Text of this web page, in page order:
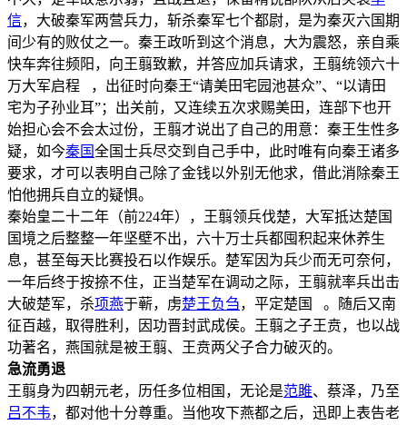
信，大破秦军两营兵力，斩杀秦军七个都尉，是为秦灭六国期
间少有的败仗之一。秦王政听到这个消息，大为震怒，亲自乘
快车奔往频阳，向王翦致歉，并答应加兵请求，王翦统领六十
万大军启程 ，出征时向秦王“请美田宅园池甚众”、“以请田
宅为子孙业耳”；出关前，又连续五次求赐美田，连部下也开
始担心会不会太过份，王翦才说出了自己的用意：秦王生性多
疑，如今秦国全国士兵尽交到自己手中，此时唯有向秦王诸多
要求，才可以表明自己除了金钱以外别无他求，借此消除秦王
怕他拥兵自立的疑惧。
秦始皇二十二年（前224年），王翦领兵伐楚，大军抵达楚国
国境之后整整一年坚壁不出，六十万士兵都囤积起来休养生
息，甚至每天比赛投石以作娱乐。楚军因为兵少而无可奈何，
一年后终于按捺不住，正当楚军在调动之际，王翦就率兵出击
大破楚军，杀项燕于蕲，虏楚王负刍，平定楚国 。随后又南
征百越，取得胜利，因功晋封武成侯。王翦之子王贲，也以战
功著名，燕国就是被王翦、王贲两父子合力破灭的。
急流勇退
王翦身为四朝元老，历任多位相国，无论是范雎、蔡泽，乃至
吕不韦，都对他十分尊重。当他攻下燕都之后，迅即上表告老